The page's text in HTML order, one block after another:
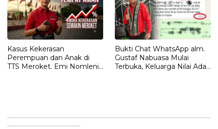
Kasus Kekerasan
Perempuan dan Anak di
TTS Meroket. Emi Nomleni :
Bukti Chat WhatsApp alm.
Gustaf Nabuasa Mulai
Terbuka, Keluarga Nilai Ada